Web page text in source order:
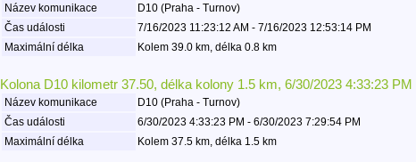
Název komunikace D10 (Praha - Turnov)
Čas události
7/16/2023 11:23:12 AM - 7/16/2023 12:53:14 PM
Maximální délka
Kolem 39.0 km, délka 0.8 km
Kolona D10 kilometr 37.50, délka kolony 1.5 km, 6/30/2023 4:33:23 PM
Název komunikace D10 (Praha - Turnov)
Čas události
6/30/2023 4:33:23 PM - 6/30/2023 7:29:54 PM
Maximální délka
Kolem 37.5 km, délka 1.5 km